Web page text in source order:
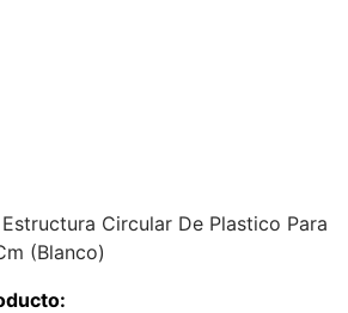
Circular De Plastico Para
(Blanco)